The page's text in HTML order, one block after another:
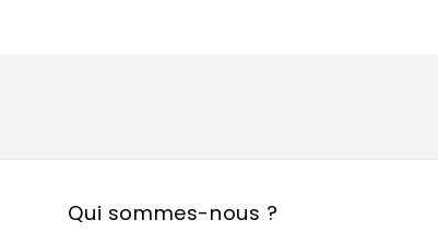
Qui sommes-nous ?